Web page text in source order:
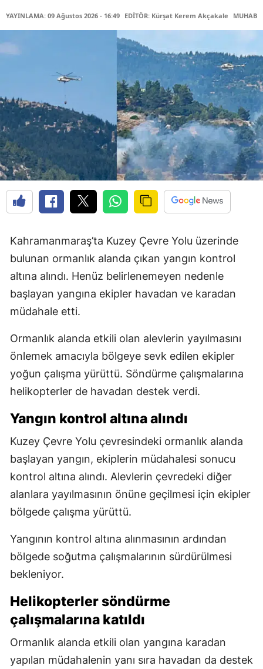
YAYINLAMA: 09 Ağustos 2026 - 16:49 EDİTÖR: Kürşat Kerem Akçakale
Kahramanmaraş’ta Kuzey Çevre Yolu üzerinde
bulunan ormanlık alanda çıkan yangın kontrol
altına alındı. Henüz belirlenemeyen nedenle
başlayan yangına ekipler havadan ve karadan
müdahale etti.
Ormanlık alanda etkili olan alevlerin yayılmasını
önlemek amacıyla bölgeye sevk edilen ekipler
yoğun çalışma yürüttü. Söndürme çalışmalarına
helikopterler de havadan destek verdi.
Yangın kontrol altına alındı
Kuzey Çevre Yolu çevresindeki ormanlık alanda
başlayan yangın, ekiplerin müdahalesi sonucu
kontrol altına alındı. Alevlerin çevredeki diğer
alanlara yayılmasının önüne geçilmesi için ekipler
bölgede çalışma yürüttü.
Yangının kontrol altına alınmasının ardından
bölgede soğutma çalışmalarının sürdürülmesi
bekleniyor.
Helikopterler söndürme
çalışmalarına katıldı
Ormanlık alanda etkili olan yangına karadan
yapılan müdahalenin yanı sıra havadan da destek